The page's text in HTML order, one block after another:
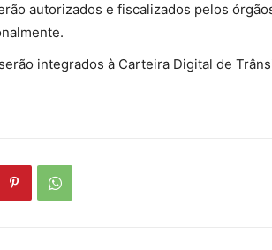
autorizados e fiscalizados pelos
integrados à Carteira Digital de